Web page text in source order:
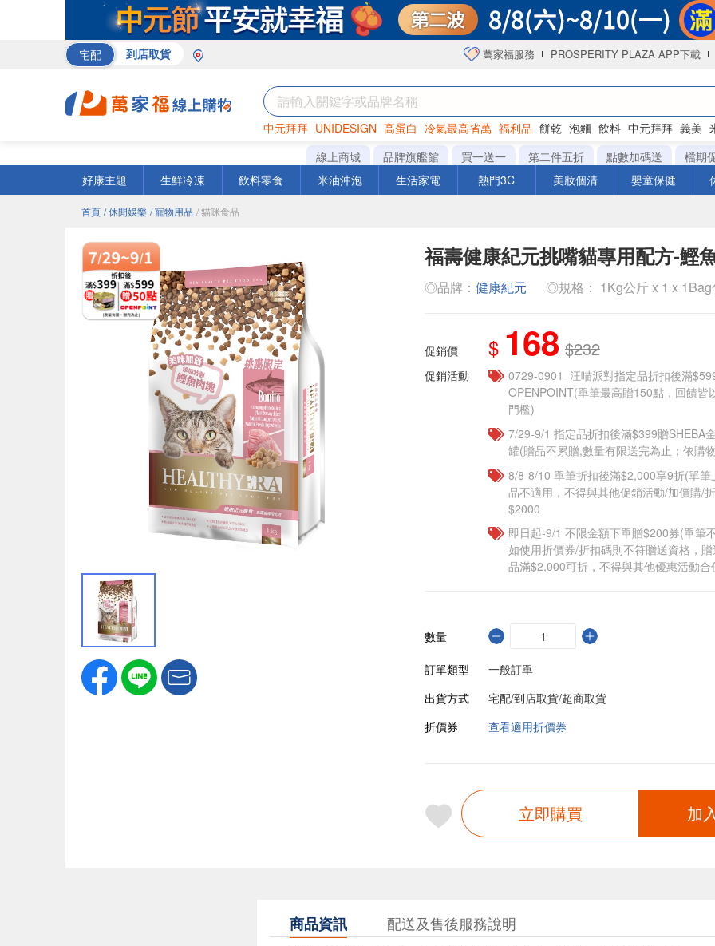
宅配 到店取貨 萬家福服務 PROSPERITY PLAZA APP下載
中元拜拜 UNIDESIGN 高蛋白 冷氣最高省萬 福利品 餅乾 泡麵 飲料 中元拜拜 義美
罐頭 海苔 洋芋片
線上商城 品牌旗艦館 買一送一 第二件五折 點數加碼送
檔期
好康主題
生鮮冷凍 飲料零食 米油沖泡 生活家電 熱門3C 美妝個清 嬰童保健
首頁 / 休閒娛樂 / 寵物用品 / 貓咪食品
福壽健康紀元挑嘴貓專用配方-鰹
◎品牌： 健康紀元 ◎規格： 1Kg公斤 x 1 x 1Bag
促銷價 $ 168 $232
促銷活動
0729-0901_汪喵派對指定品折扣後滿
OPENPOINT(單筆最高贈150點，回饋皆
門檻)
7/29-9/1 指定品折扣後滿$399贈SHEBA
罐(贈品不累贈,數量有限送完為止；依購
8/8-8/10 單筆折扣後滿$2,000享9折(單
品不適用，不得與其他促銷活動/加價購/
$2000
即日起-9/1 不限金額下單贈$200券(單筆
如使用折價券/折扣碼則不符贈送資格，
品滿$2,000可折，不得與其他優惠活動合
數量
訂單類型
一般訂單
出貨方式
宅配/到店取貨/超商取貨
折價券
查看適用折價券
立即購買 加
商品資訊 配送及售後服務說明